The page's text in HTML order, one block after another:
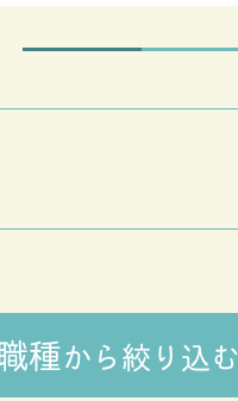
種から絞り込む